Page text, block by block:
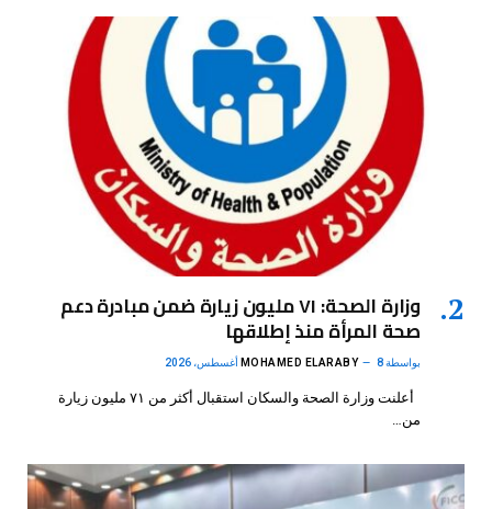
وزارة الصحة: ٧١ مليون زيارة ضمن مبادرة دعم
صحة المرأة منذ إطلاقها
بواسطة MOHAMED ELARABY 8 أغسطس، 2026
أعلنت وزارة الصحة والسكان استقبال أكثر من ٧١ مليون زيارة
من…